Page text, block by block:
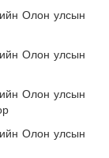
Олон улсын
Олон улсын
Олон улсын
Олон улсын